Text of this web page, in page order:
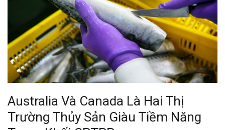
Australia Và Canada Là Hai Thị
Trường Thủy Sản Giàu Tiềm Năng